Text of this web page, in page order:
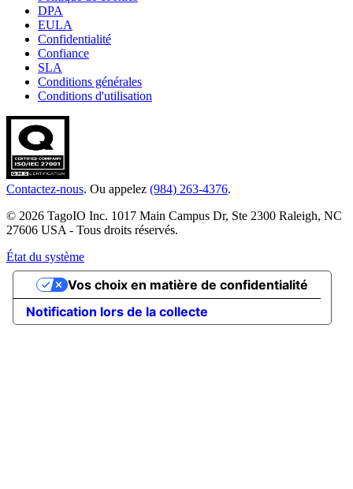
DPA
EULA
Confidentialité
Confiance
SLA
Conditions générales
Conditions d'utilisation
Contactez-nous. Ou appelez (984) 263-4376.
© 2026 TagoIO Inc. 1017 Main Campus Dr, Ste 2300 Raleigh, NC
27606 USA - Tous droits réservés.
État du système
Notification lors de la collecte
Vos choix en matière de confidentialité